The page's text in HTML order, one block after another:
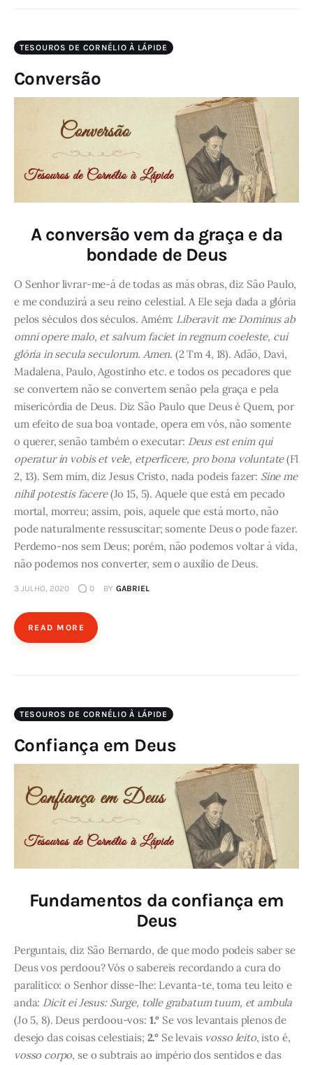
TESOUROS DE CORNÉLIO À LÁPIDE
Conversão
A conversão vem da graça e da
bondade de Deus
O Senhor livrar-me-á de todas as más obras, diz São Paulo,
e me conduzirá a seu reino celestial. A Ele seja dada a glória
pelos séculos dos séculos. Amém: Liberavit me Dominus ab
omni opere malo, et salvum faciet in regnum coeleste, cui
glória in secula seculorum. Amen. (2 Tm 4, 18). Adão, Davi,
Madalena, Paulo, Agostinho etc. e todos os pecadores que
se convertem não se convertem senão pela graça e pela
misericórdia de Deus. Diz São Paulo que Deus é Quem, por
um efeito de sua boa vontade, opera em vós, não somente
o querer, senão também o executar: Deus est enim qui
operatur in vobis et vele, etperficere, pro bona voluntate(Fl
2, 13). Sem mim, diz Jesus Cristo, nada podeis fazer: Sine me
nihil potestis facere(Jo 15, 5). Aquele que está em pecado
mortal, morreu; assim, pois, aquele que está morto, não
pode naturalmente ressuscitar; somente Deus o pode fazer.
Perdemo-nos sem Deus; porém, não podemos voltar à vida,
não podemos nos converter, sem o auxílio de Deus.
3 JULHO, 2020 0 BY GABRIEL
READ MORE
TESOUROS DE CORNÉLIO À LÁPIDE
Confiança em Deus
Fundamentos da confiança em
Deus
Perguntais, diz São Bernardo, de que modo podeis saber se
Deus vos perdoou? Vós o sabereis recordando a cura do
paralítico: o Senhor disse-lhe: Levanta-te, toma teu leito e
anda: Dicit ei Jesus: Surge, tolle grabatum tuum, et ambula
(Jo 5, 8). Deus perdoou-vos: 1.° Se vos levantais plenos de
desejo das coisas celestiais; 2.° Se levais vosso leito, isto é,
vosso corpo, se o subtrais ao império dos sentidos e das